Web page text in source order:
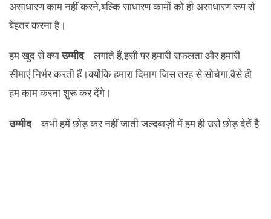
असाधारण काम नहीं करने,बल्कि साधारण कामों को ही असाधारण रूप से
बेहतर करना है।
हम खुद से क्याउम्मीद
लगाते हैं,इसी पर हमारी सफलता और हमारी
सीमाएं निर्भर करती हैं।क्योंकि हमारा दिमाग जिस तरह से सोचेगा,वैसे ही
हम काम करना शुरू कर देंगे।
उम्मीद कभी हमें छोड़ कर नहीं जाती जल्दबाज़ी में हम ही उसे छोड़ देतें है